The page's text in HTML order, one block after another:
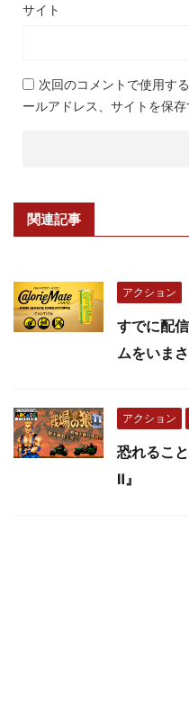
サイト
次回のコメントで使用す
ールアドレス、サイトを保存
関連記事
アクション
すでに配
ムをいま
アクション
恐れるこ
Ⅱ』